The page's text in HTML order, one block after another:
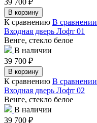
В корзину
К сравнению В сравнении
Входная дверь Лофт 01
Венге, стекло белое
В наличии
39 700 ₽
В корзину
К сравнению В сравнении
Входная дверь Лофт 02
Венге, стекло белое
В наличии
39 700 ₽